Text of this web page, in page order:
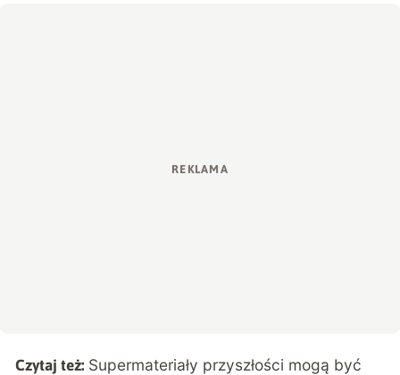
Czytaj też: Supermateriały przyszłości mogą być